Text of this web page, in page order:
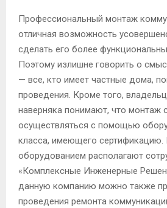
Профессиональный монтаж
отличная возможность
сделать его более
Поэтому излишне говорить о
— все, кто имеет частные дома,
проведения. Кроме того,
наверняка понимают, что монтаж
осуществляться с помощью
класса, имеющего сертификацию.
оборудованием располагают
«Комплексные Инженерные
данную компанию можно также
проведения ремонта